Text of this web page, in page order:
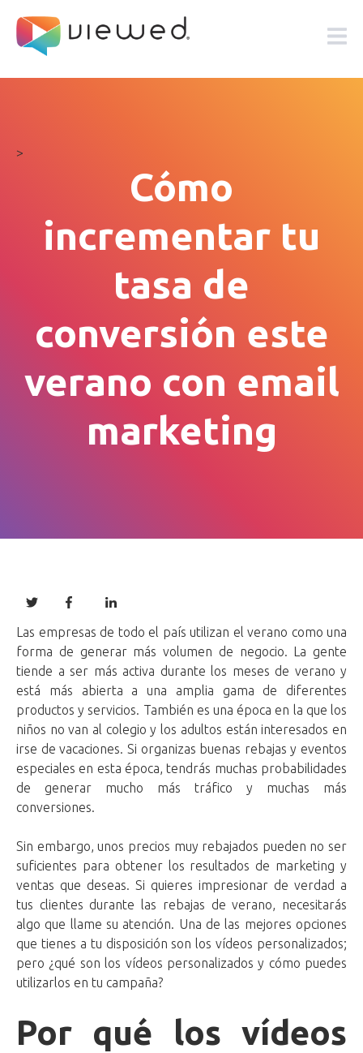
>
Cómo
incrementar tu
tasa de
conversión este
verano con email
marketing
Las empresas de todo el país utilizan el verano como una
forma de generar más volumen de negocio. La gente
tiende a ser más activa durante los meses de verano y
está más abierta a una amplia gama de diferentes
productos y servicios. También es una época en la que los
niños no van al colegio y los adultos están interesados en
irse de vacaciones. Si organizas buenas rebajas y eventos
especiales en esta época, tendrás muchas probabilidades
de generar mucho más tráfico y muchas más
conversiones.
Sin embargo, unos precios muy rebajados pueden no ser
suficientes para obtener los resultados de marketing y
ventas que deseas. Si quieres impresionar de verdad a
tus clientes durante las rebajas de verano, necesitarás
algo que llame su atención. Una de las mejores opciones
que tienes a tu disposición son los vídeos personalizados;
pero ¿qué son los vídeos personalizados y cómo puedes
utilizarlos en tu campaña?
Por qué los vídeos